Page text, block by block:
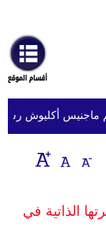
أخبارعاجلة
رياضة
ثقافة
إقتصاد
وموسيقى
أكليوش رسمياً بعقد
الذاتية في